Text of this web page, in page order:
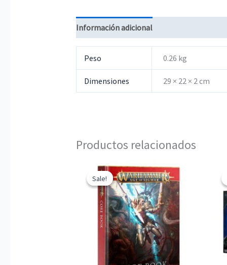
Información adicional
Peso 0.26 kg
Dimensiones 29 × 22 × 2 cm
Productos relacionados
Sale!
Sale!